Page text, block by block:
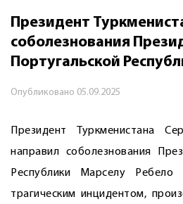
Президент
соболезнования
Португальской
Опубликовано 05.09.2025
Президент Туркменистана
направил соболезнования
Республики Марселу
трагическим инцидентом,